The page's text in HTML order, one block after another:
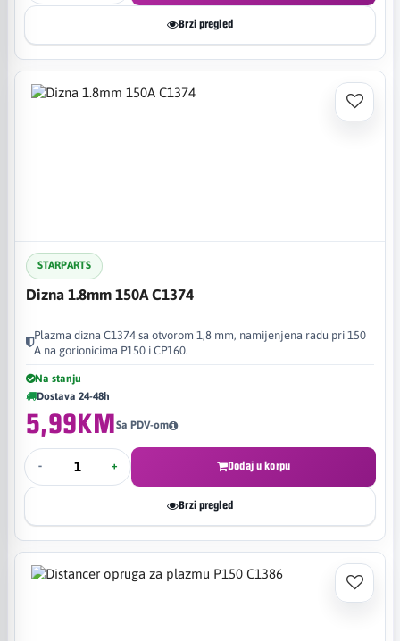
Brzi pregled
STARPARTS
Dizna 1.8mm 150A C1374
Plazma dizna C1374 sa otvorom 1,8 mm, namijenjena radu pri 150
A na gorionicima P150 i CP160.
Na stanju
Dostava 24-48h
5,99KMSa PDV-om
- + Dodaj u korpu
Brzi pregled